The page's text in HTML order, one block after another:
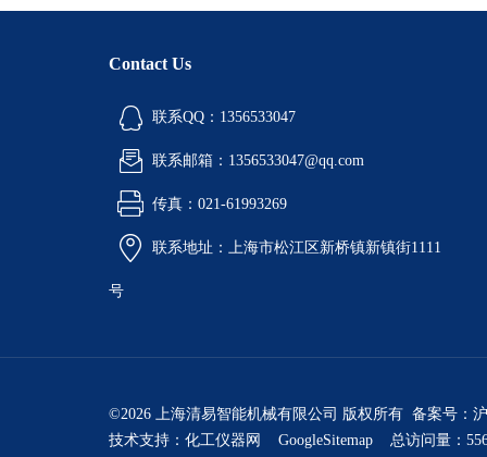
Contact Us
联系QQ：1356533047
联系邮箱：1356533047@qq.com
传真：021-61993269
联系地址：上海市松江区新桥镇新镇街1111
号
©2026 上海清易智能机械有限公司 版权所有 备案号：
技术支持： 化工仪器网 GoogleSitemap 总访问量：